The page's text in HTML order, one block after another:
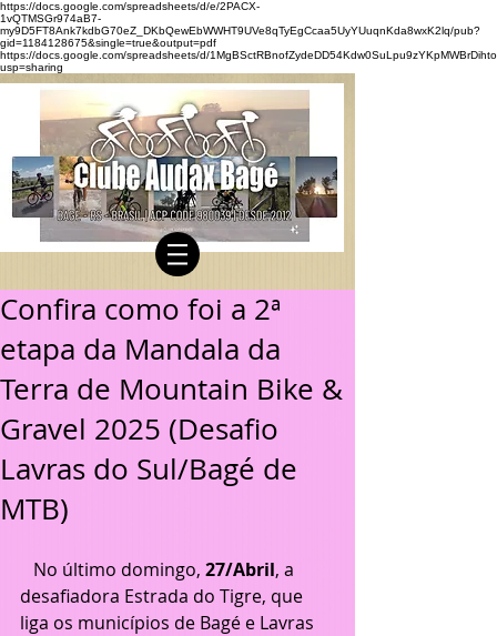
https://docs.google.com/spreadsheets/d/e/2PACX-
1vQTMSGr974aB7-
my9D5FT8Ank7kdbG70eZ_DKbQewEbWWHT9UVe8qTyEgCcaa5UyYUuqnKda8wxK2lq/pub?
gid=1184128675&single=true&output=pdf
https://docs.google.com/spreadsheets/d/
usp=sharing
Confira como foi a 2ª
etapa da Mandala da
Terra de Mountain Bike &
Gravel 2025 (Desafio
Lavras do Sul/Bagé de
MTB)
   No último domingo,
27/Abril, a
desafiadora Estrada do Tigre, que
liga os municípios de Bagé e Lavras